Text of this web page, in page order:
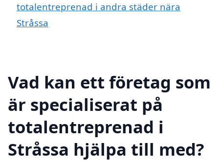
totalentreprenad i andra städer nära
Stråssa
Vad kan ett företag som
är specialiserat på
totalentreprenad i
Stråssa hjälpa till med?